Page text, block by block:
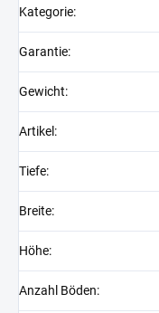
Kategorie:
Garantie:
Gewicht:
Artikel :
Tiefe:
Breite:
Höhe:
Anzahl Böden: